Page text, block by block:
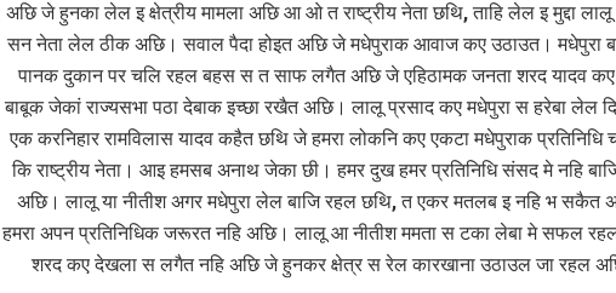
अछि जे हुनका लेल इ क्षेत्रीय मामला अछि आ ओ त राष्ट्रीय नेता छथि, ताहि लेल इ मुद्दा
सन नेता लेल ठीक अछि। सवाल पैदा होइत अछि जे मधेपुराक आवाज कए उठाउत। मधेपुरा
पानक दुकान पर चलि रहल बहस स त साफ लगैत अछि जे एहिठामक जनता शरद यादव कए
बाबूक जेकां राज्यसभा पठा देबाक इच्छा रखैत अछि। लालू प्रसाद कए मधेपुरा स हरेबा लेल
एक करनिहार रामविलास यादव कहैत छथि जे हमरा लोकनि कए एकटा मधेपुराक प्रतिनिधि
कि राष्ट्रीय नेता। आइ हमसब अनाथ जेका छी। हमर दुख हमर प्रतिनिधि संसद मे नहि
अछि। लालू या नीतीश अगर मधेपुरा लेल बाजि रहल छथि, त एकर मतलब इ नहि भ सकैत
हमरा अपन प्रतिनिधिक जरूरत नहि अछि। लालू आ नीतीश ममता स टका लेबा मे सफल
शरद कए देखला स लगैत नहि अछि जे हुनकर क्षेत्र स रेल कारखाना उठाउल जा रहल